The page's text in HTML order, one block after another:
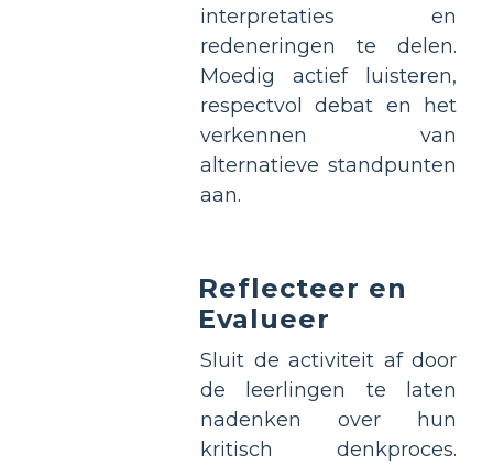
interpretaties en
redeneringen te delen.
Moedig actief luisteren,
respectvol debat en het
verkennen van
alternatieve standpunten
aan.
Reflecteer en
Evalueer
Sluit de activiteit af door
de leerlingen te laten
nadenken over hun
kritisch denkproces.